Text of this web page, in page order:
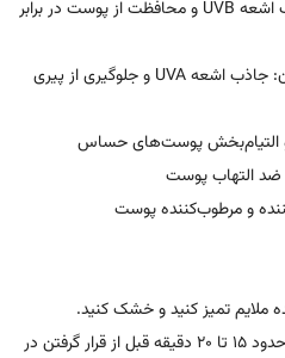
اکتیل متوکسی سینامات: جاذب اشعه UVB و محافظت از پوست در برابر
بوتیل متوکسی دی بنزوئیل متان: جاذب اشعه UVA و جلوگیری از پیری
و التیام‌بخش پوست‌های حساس
ضد التهاب پوست
ملایم تمیز کنید و خشک کنید.
مقدار کافی از کرم ضد آفتاب را حدود 15 تا 20 دقیقه قبل از قرار گرفتن در